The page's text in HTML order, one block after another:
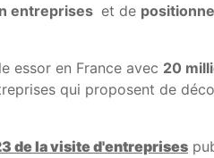
entreprises et de
essor en France avec 20
qui proposent de
de la visite d'entreprises